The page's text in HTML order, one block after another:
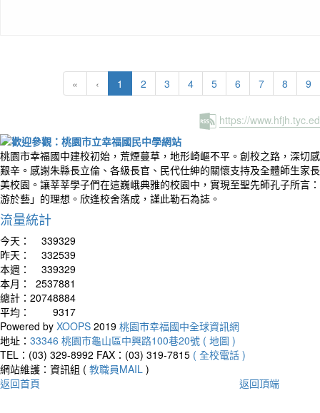
« ‹ 1 (current)
2 3 4 5 6 7 8 9
https://
桃園市幸福國中建校初始，荒煙蔓草，地形崎嶇不平。創校之路，深切
艱辛。感謝朱縣長立倫、各級長官、民代仕紳的關懷支持及全體師生家
美校園。讓莘莘學子們在這巍峨典雅的校園中，實現至聖先師孔子所言
游於藝」的理想。欣逢校舍落成，謹此勒石為誌。
流量統計
今天：
339329
昨天：
332539
本週：
339329
本月：
2537881
總計： 20748884
平均：
9317
Powered by XOOPS 2019 桃園市幸福國中全球資訊網
地址： 33346 桃園市龜山區中興路100巷20號 ( 地圖 )
TEL：(03) 329-8992 FAX：(03) 319-7815 ( 全校電話 )
網站維護：資訊組 ( 教職員MAIL )
返回首頁
返回頂端